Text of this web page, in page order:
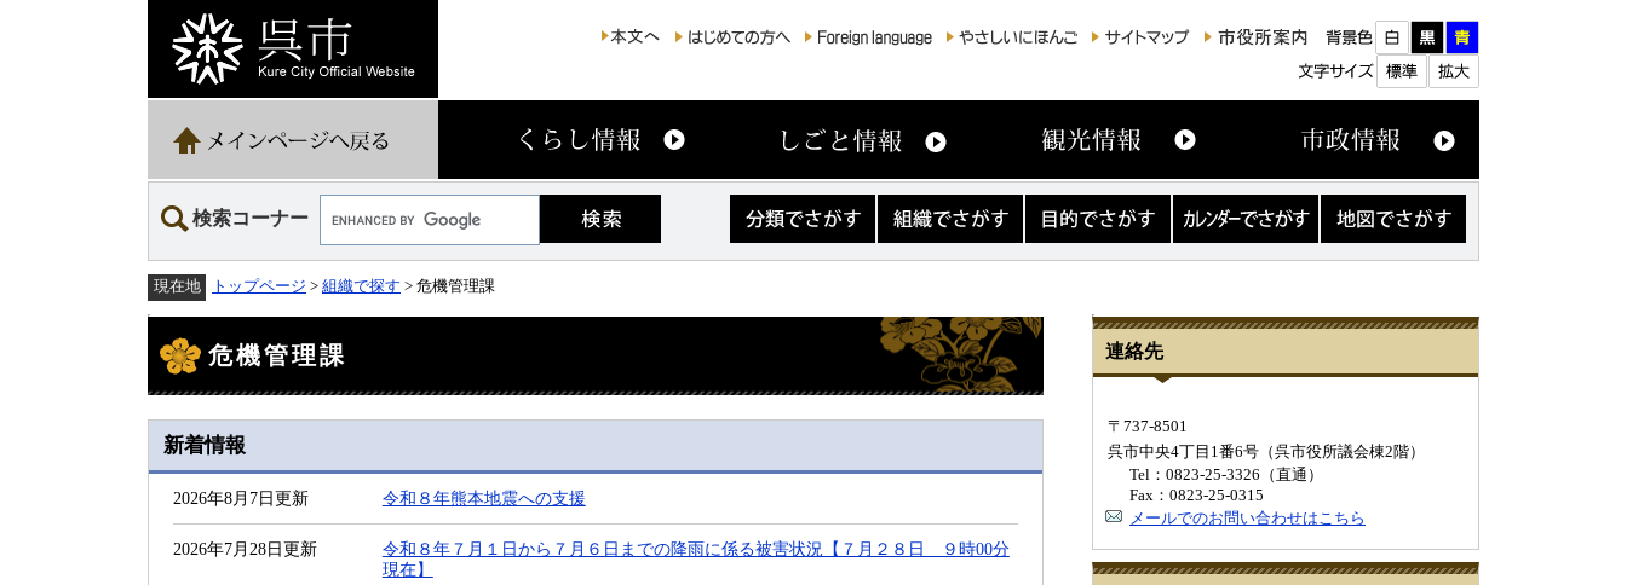
検索コーナー
カ
ス
ム
検
索
す
織
す
す
レ
で
図
す
現在地 トップページ > 組織で探す > 危機管理課
危機管理課
新着情報
2026年8月7日更新 令和８年熊本地震への支援
2026年7月28日更新
令和８年７月１日から７月６日までの降雨に係る被害状況【７月２８日 ９時00分
現在】
連絡先
〒737-8501
呉市中央4丁目1番6号（呉市役所議会棟2階）
Tel：0823-25-3326（直通）
Fax：0823-25-0315
メールでのお問い合わせはこちら